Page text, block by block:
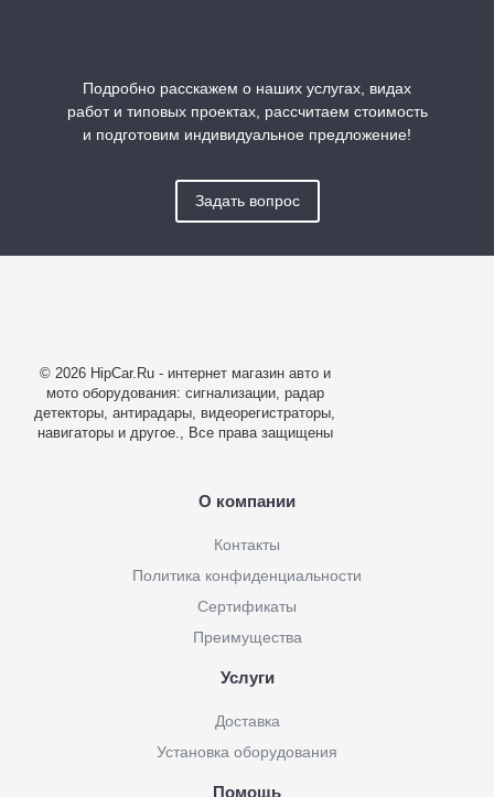
Подробно расскажем о наших услугах, видах
работ и типовых проектах, рассчитаем стоимость
и подготовим индивидуальное предложение!
Задать вопрос
© 2026 HipCar.Ru - интернет магазин авто и
мото оборудования: сигнализации, радар
детекторы, антирадары, видеорегистраторы,
навигаторы и другое., Все права защищены
О компании
Контакты
Политика конфиденциальности
Сертификаты
Преимущества
Услуги
Доставка
Установка оборудования
Помощь